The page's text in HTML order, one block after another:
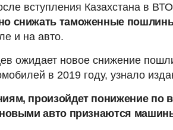
вступления Казахстана в
снижать таможенные
и на авто.
ожидает новое снижение
в 2019 году, узнало
произойдет понижение по
новыми авто признаются